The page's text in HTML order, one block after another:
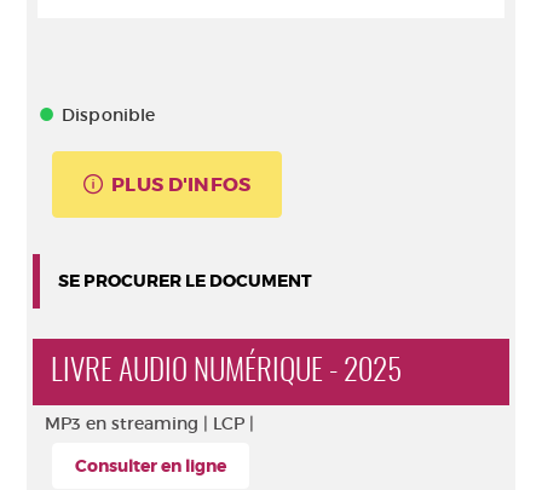
Disponible
PLUS D'INFOS
SE PROCURER LE DOCUMENT
LIVRE AUDIO NUMÉRIQUE - 2025
MP3 en streaming | LCP |
Consulter en ligne